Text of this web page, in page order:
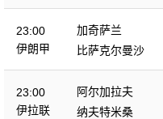
23:00
伊朗甲
加奇萨兰
比萨克尔曼沙
23:00
伊拉联
阿尔加拉夫
纳夫特米桑